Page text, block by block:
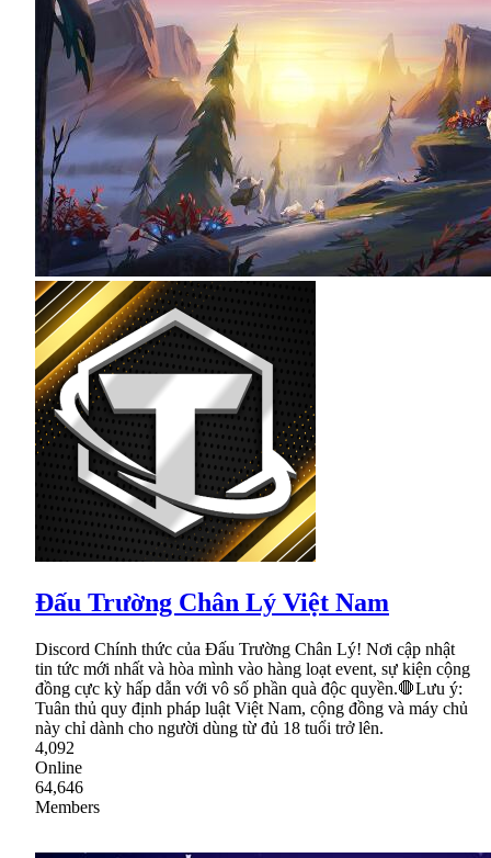
Đấu Trường Chân Lý Việt Nam
Discord Chính thức của Đấu Trường Chân Lý! Nơi cập nhật
tin tức mới nhất và hòa mình vào hàng loạt event, sự kiện cộng
đồng cực kỳ hấp dẫn với vô số phần quà độc quyền.🛑Lưu ý:
Tuân thủ quy định pháp luật Việt Nam, cộng đồng và máy chủ
này chỉ dành cho người dùng từ đủ 18 tuổi trở lên.
4,092
Online
64,646
Members